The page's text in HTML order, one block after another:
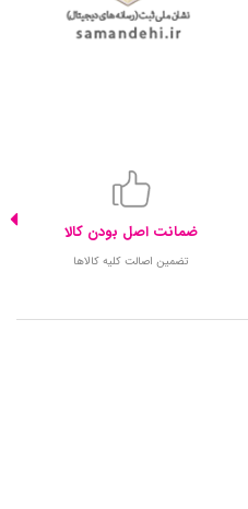
ضمانت اصل بودن کالا
تضمین اصالت کلیه کالاها